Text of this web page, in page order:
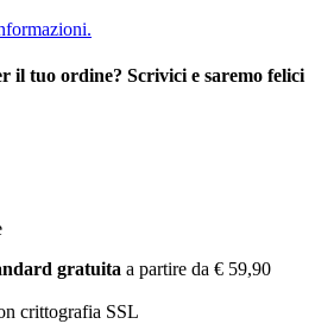
il tuo ordine? Scrivici e saremo felici
gratuita a partire da € 59,90
crittografia SSL